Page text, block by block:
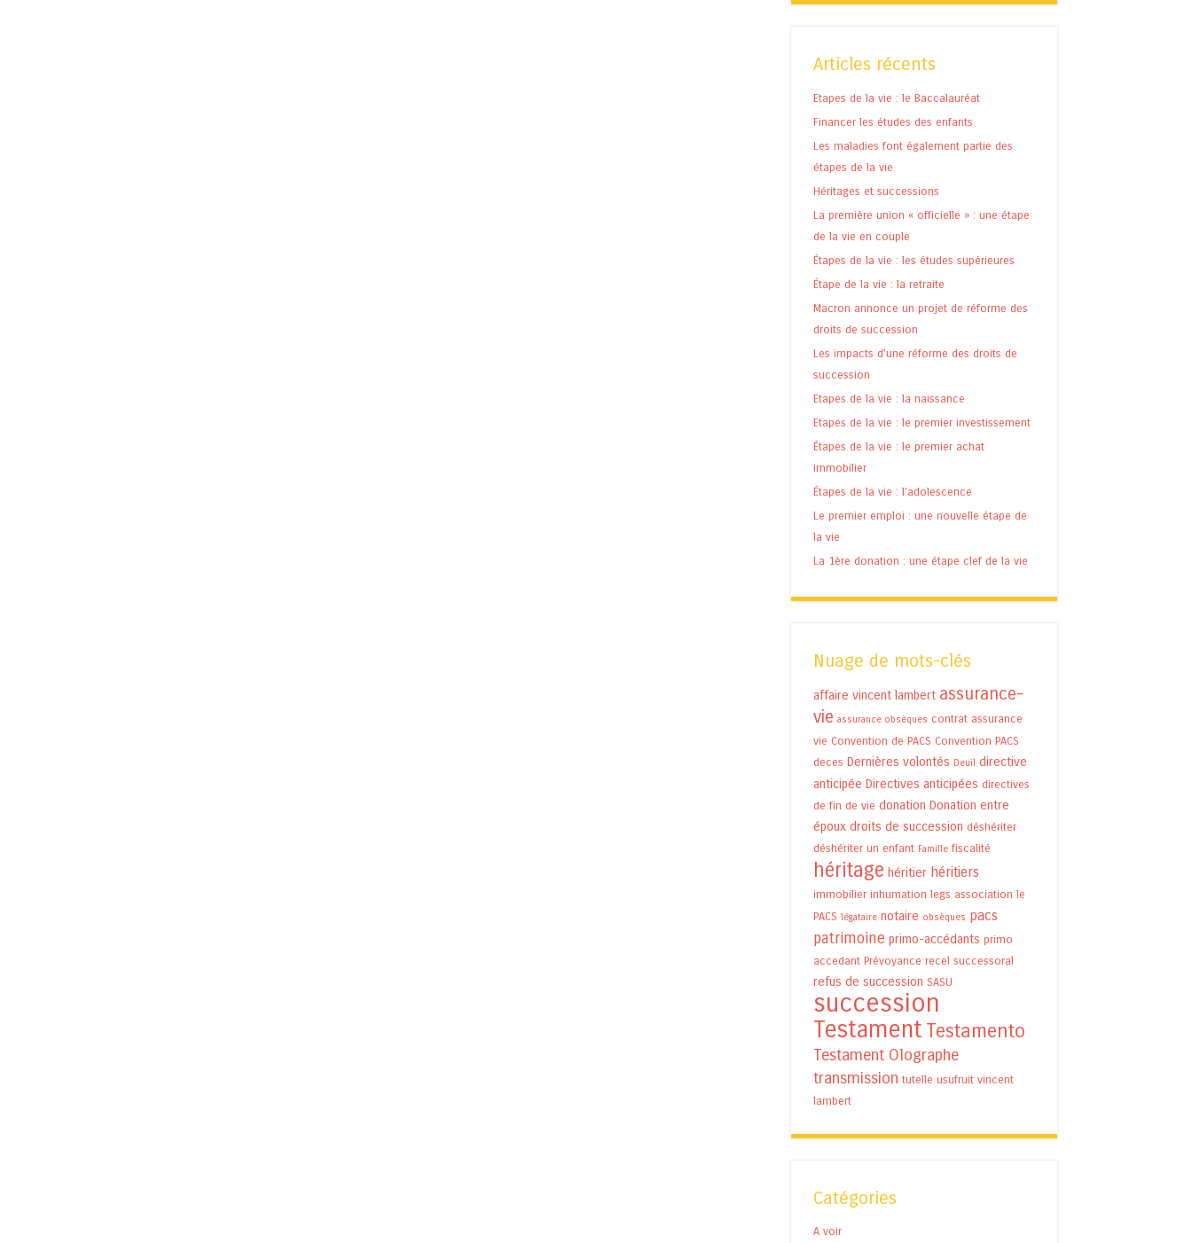
Articles récents
Etapes de la vie : le Baccalauréat
Financer les études des enfants
Les maladies font également partie des
étapes de la vie
Héritages et successions
La première union « officielle » : une étape
de la vie en couple
Étapes de la vie : les études supérieures
Étape de la vie : la retraite
Macron annonce un projet de réforme des
droits de succession
Les impacts d’une réforme des droits de
succession
Etapes de la vie : la naissance
Etapes de la vie : le premier investissement
Étapes de la vie : le premier achat
immobilier
Étapes de la vie : l’adolescence
Le premier emploi : une nouvelle étape de
la vie
La 1ère donation : une étape clef de la vie
Nuage de mots-clés
affaire vincent lambert assurance-
vie assurance obsèques contrat assurance
vie Convention de PACS Convention PACS
deces Dernières volontés Deuil directive
anticipée Directives anticipées directives
de fin de vie donation Donation entre
époux droits de succession déshériter
déshériter un enfant Famille fiscalité
héritage héritier héritiers
immobilier inhumation legs association le
PACS légataire notaire obsèques pacs
patrimoine primo-accédants primo
accedant Prévoyance recel successoral
refus de succession SASU
succession
Testament Testamento
Testament Olographe
transmission tutelle usufruit vincent
lambert
Catégories
A voir